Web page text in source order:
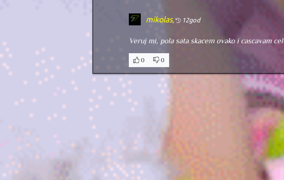
mikolas, 12god
Veruj mi, pola sata skacem ovako i cascavam
0 0